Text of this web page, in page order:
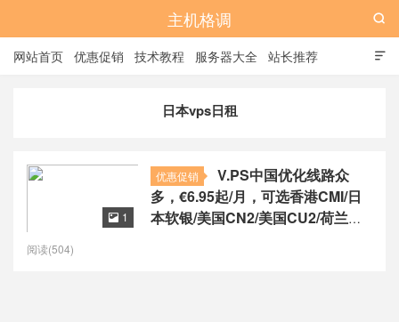
主机格调

网站首页 优惠促销 技术教程 服务器大全 站长推荐

日本vps日租
优惠促销
V.PS中国优化线路众
多，€6.95起/月，可选香港CMI/日
本软银/美国CN2/美国CU2/荷兰
 1
阅读(504)